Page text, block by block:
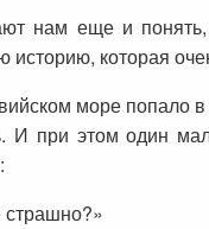
нам еще и
историю, которая
море попало
И при этом один